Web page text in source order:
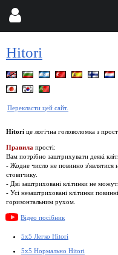
Hitori
Перекласти цей сайт.
Hitori це логічна головоломка з
Правила прості:
Вам потрібно заштрихувати деякі
- Жодне число не повинно з'являтися
стовпчику.
- Дві заштриховані клітинки не
- Усі незаштриховані клітинки
горизонтальним рухом.
Відео посібник
5x5 Легко Hitori
5x5 Нормально Hitori